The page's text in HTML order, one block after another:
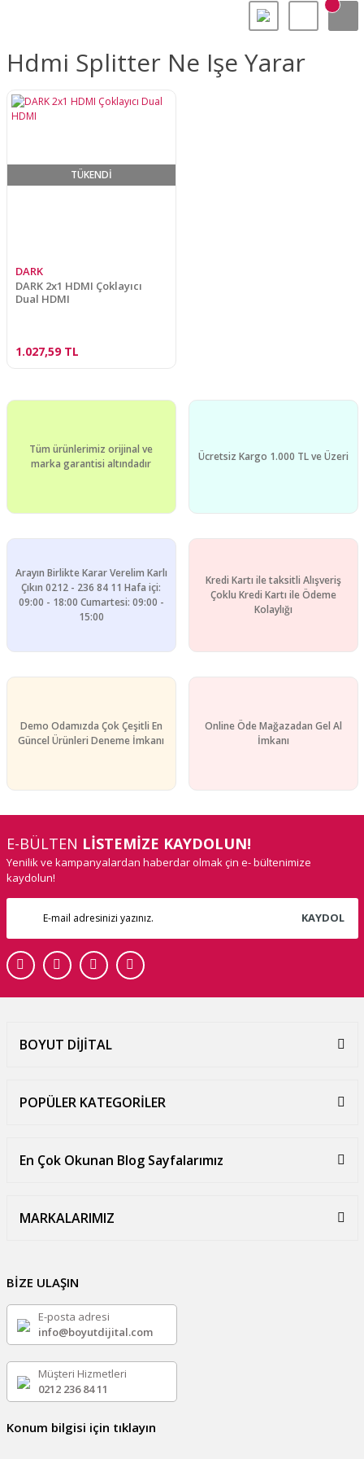
Hdmi Splitter Ne Işe Yarar
TÜKENDİ
DARK
DARK 2x1 HDMI Çoklayıcı
Dual HDMI
1.027,59 TL
Tüm ürünlerimiz orijinal ve
marka garantisi altındadır
Ücretsiz Kargo 1.000 TL ve Üzeri
Arayın Birlikte Karar Verelim Karlı
Çıkın 0212 - 236 84 11 Hafa içi:
09:00 - 18:00 Cumartesi: 09:00 -
15:00
Kredi Kartı ile taksitli Alışveriş
Çoklu Kredi Kartı ile Ödeme
Kolaylığı
Demo Odamızda Çok Çeşitli En
Güncel Ürünleri Deneme İmkanı
Online Öde Mağazadan Gel Al
İmkanı
E-BÜLTEN LİSTEMİZE KAYDOLUN!
Yenilik ve kampanyalardan haberdar olmak çin e- bültenimize
kaydolun!
KAYDOL
BOYUT DİJİTAL
POPÜLER KATEGORİLER
En Çok Okunan Blog Sayfalarımız
MARKALARIMIZ
BİZE ULAŞIN
E-posta adresi
info@boyutdijital.com
Müşteri Hizmetleri
0212 236 84 11
Konum bilgisi için tıklayın